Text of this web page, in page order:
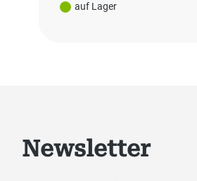
auf Lager
Newsletter